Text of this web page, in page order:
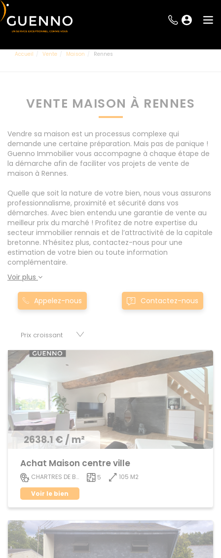
Accueil Vente Maison Rennes
VENTE MAISON À RENNES
Vendre sa maison est un processus complexe qui
demande une certaine préparation. Mais pas de panique !
Guenno Immobilier vous accompagne à chaque étape de
la démarche afin de faciliter vos projets de vente de
maison à Rennes.
Quelle que soit la nature de votre bien, nous vous assurons
professionnalisme, proximité et sécurité dans vos
démarches. Avec bien entendu une garantie de vente au
meilleur prix du marché ! Profitez de notre expertise du
secteur immobilier rennais et de l’attractivité de la capitale
bretonne. N’hésitez plus, contactez-nous pour une
estimation de votre bien ou toute information
complémentaire.
Voir plus
Appelez-nous Contactez-nous
2638.1 € / m²
Achat Maison centre ville
CHARTRES DE BRETAGNE 5
105 M2
Voir le bien